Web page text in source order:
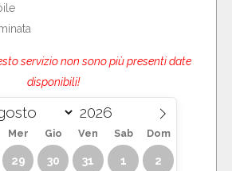
servizio non sono più presenti date
disponibili!
Mer Gio Ven Sab Dom
29 30 31 1 2